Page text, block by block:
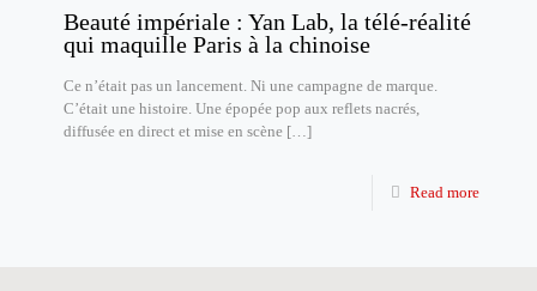
Beauté impériale : Yan Lab, la télé-réalité
qui maquille Paris à la chinoise
Ce n’était pas un lancement. Ni une campagne de marque.
C’était une histoire. Une épopée pop aux reflets nacrés,
diffusée en direct et mise en scène […]
Read more